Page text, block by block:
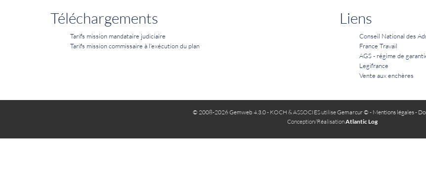
Téléchargements
Tarifs mission mandataire judiciaire
Tarifs mission commissaire à l'exécution du plan
Liens
Conseil National des
France Travail
AGS - régime de
Legifrance
Vente aux enchères
© 2008-2026 Gemweb 4.3.0- KOCH & ASSOCIES utiliseGemarcur © - Mentions légales-
Conception/RéalisationAtlantic Log